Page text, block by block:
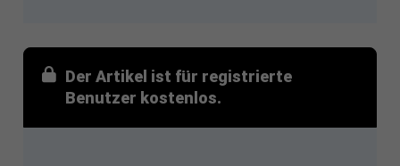
Der Artikel ist für registrierte
Benutzer kostenlos.